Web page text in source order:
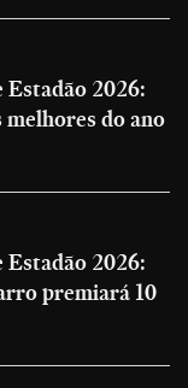
2026:
melhores do ano
2026:
premiará 10